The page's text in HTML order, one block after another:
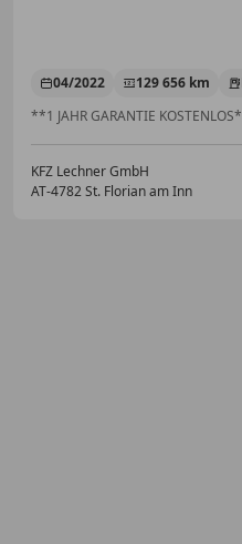
04/2022 129 656 km
**1 JAHR GARANTIE
KFZ Lechner GmbH
AT-4782 St. Florian am Inn